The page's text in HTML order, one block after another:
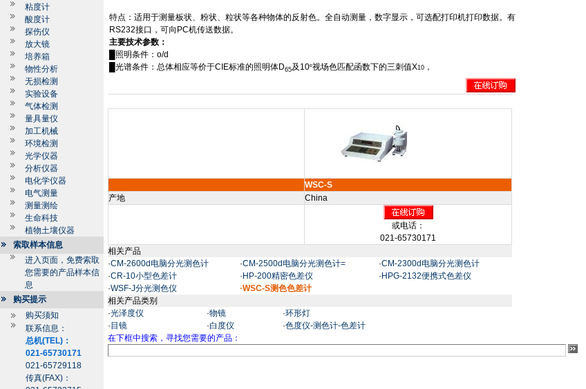
粘度计
酸度计
探伤仪
放大镜
培养箱
物性分析
无损检测
实验设备
气体检测
量具量仪
加工机械
环境检测
光学仪器
分析仪器
电化学仪器
电气测量
测量测绘
生命科技
植物土壤仪器
索取样本信息
进入页面，免费索取
您需要的产品样本信
息
购买提示
购买须知
联系信息：
总机(TEL)：
021-65730171
021-65729118
传真(FAX)：
特点：适用于测量板状、粉状、粒状等各种物体的反射色。全自动测量，数字显示，可选配打印机打印数据。有
RS232接口，可向 PC机传送数据。
主要技术参数：
█照明条件： o/d
█光谱条件：总体相应等价于CIE标准的照明体D65及 10º视场色匹配函数下的三刺值X10 ，
WSC-S
产地
China
或电话：
021-65730171
相关产品
·CM-2600d电脑分光测色计 ·CM-2500d电脑分光测色计= ·CM-2300d电脑分光测色计
·CR-10小型色差计 · HP-200精密色差仪 · HPG-2132便携式色差仪
·WSF-J分光测色仪
·WSC-S测色色差计
相关产品类别
·光泽度仪 ·物镜 ·环形灯
· 目镜 ·白度仪 ·色度仪-测色计-色差计
在下框中搜索，寻找您需要的产品：